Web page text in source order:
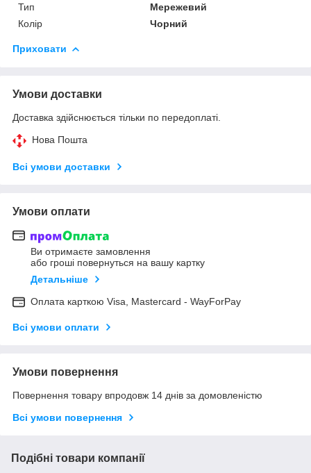
Тип
Мережевий
Колір
Чорний
Приховати
Умови доставки
Доставка здійснюється тільки по передоплаті.
Нова Пошта
Всі умови доставки
Умови оплати
Ви отримаєте замовлення
або гроші повернуться на вашу картку
Детальніше
Оплата карткою Visa, Mastercard - WayForPay
Всі умови оплати
Умови повернення
Повернення товару впродовж 14 днів за домовленістю
Всі умови повернення
Подібні товари компанії